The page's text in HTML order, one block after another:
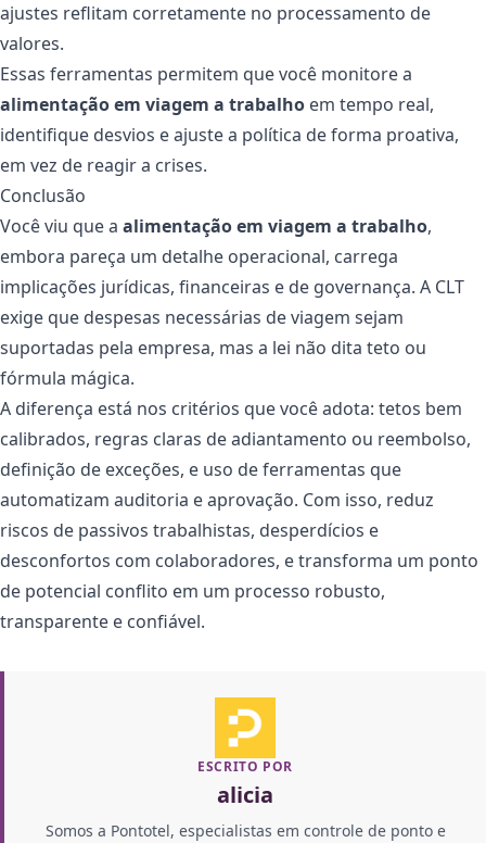
ajustes reflitam corretamente no processamento de
valores.
Essas ferramentas permitem que você monitore a
alimentação em viagem a trabalho em tempo real,
identifique desvios e ajuste a política de forma proativa,
em vez de reagir a crises.
Conclusão
Você viu que a alimentação em viagem a trabalho,
embora pareça um detalhe operacional, carrega
implicações jurídicas, financeiras e de governança. A CLT
exige que despesas necessárias de viagem sejam
suportadas pela empresa, mas a lei não dita teto ou
fórmula mágica.
A diferença está nos critérios que você adota: tetos bem
calibrados, regras claras de adiantamento ou reembolso,
definição de exceções, e uso de ferramentas que
automatizam auditoria e aprovação. Com isso, reduz
riscos de passivos trabalhistas, desperdícios e
desconfortos com colaboradores, e transforma um ponto
de potencial conflito em um processo robusto,
transparente e confiável.
ESCRITO POR
alicia
Somos a Pontotel, especialistas em controle de ponto e